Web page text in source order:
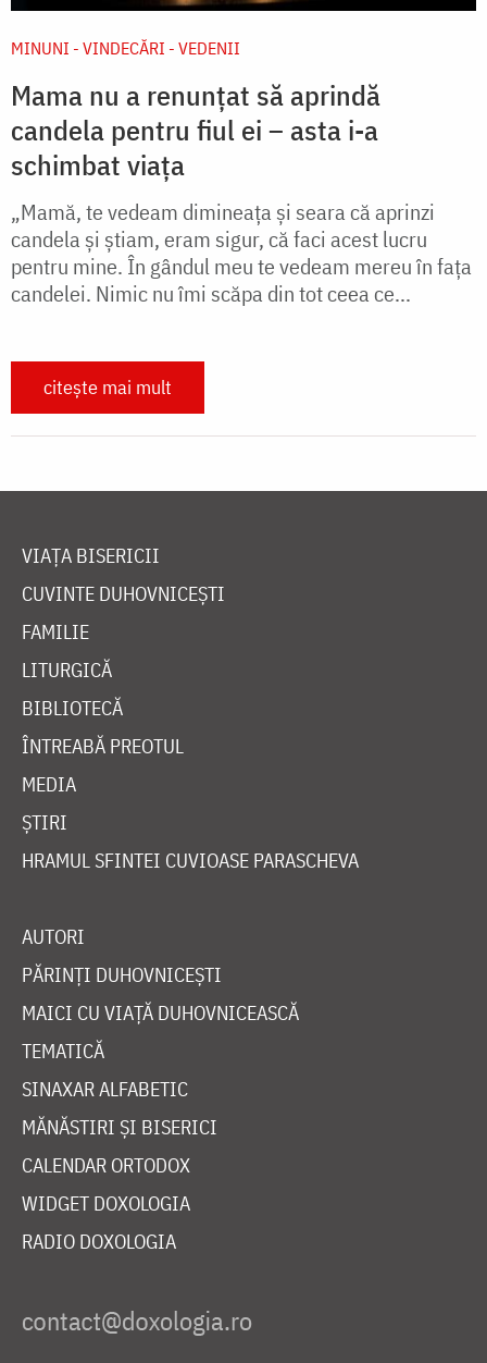
MINUNI - VINDECĂRI - VEDENII
Mama nu a renunțat să aprindă
candela pentru fiul ei – asta i-a
schimbat viața
„Mamă, te vedeam dimineața și seara că aprinzi
candela și știam, eram sigur, că faci acest lucru
pentru mine. În gândul meu te vedeam mereu în fața
candelei. Nimic nu îmi scăpa din tot ceea ce...
citește mai mult
VIAȚA BISERICII
CUVINTE DUHOVNICEȘTI
FAMILIE
LITURGICĂ
BIBLIOTECĂ
ÎNTREABĂ PREOTUL
MEDIA
ȘTIRI
HRAMUL SFINTEI CUVIOASE PARASCHEVA
AUTORI
PĂRINȚI DUHOVNICEȘTI
MAICI CU VIAȚĂ DUHOVNICEASCĂ
TEMATICĂ
SINAXAR ALFABETIC
MĂNĂSTIRI ȘI BISERICI
CALENDAR ORTODOX
WIDGET DOXOLOGIA
RADIO DOXOLOGIA